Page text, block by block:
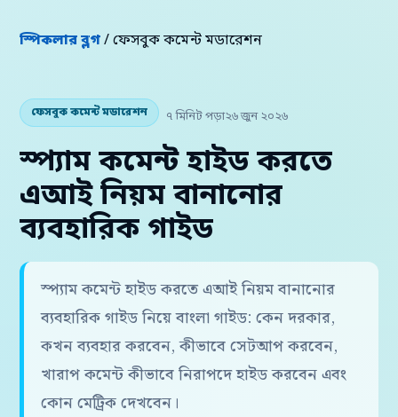
স্পিকলার ব্লগ/ ফেসবুক কমেন্ট মডারেশন
ফেসবুক কমেন্ট মডারেশন ৭ মিনিট পড়া২৬ জুন ২০২৬
স্প্যাম কমেন্ট হাইড করতে
এআই নিয়ম বানানোর
ব্যবহারিক গাইড
স্প্যাম কমেন্ট হাইড করতে এআই নিয়ম বানানোর
ব্যবহারিক গাইড নিয়ে বাংলা গাইড: কেন দরকার,
কখন ব্যবহার করবেন, কীভাবে সেটআপ করবেন,
খারাপ কমেন্ট কীভাবে নিরাপদে হাইড করবেন এবং
কোন মেট্রিক দেখবেন।